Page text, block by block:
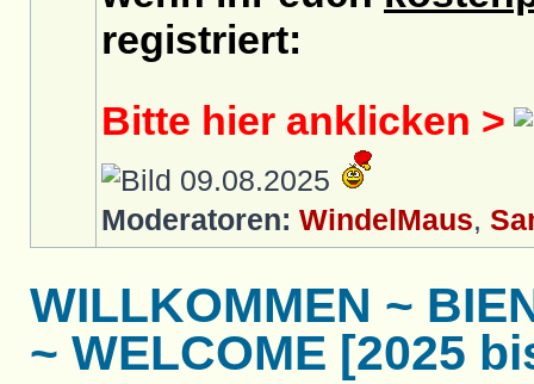
registriert:
Bitte hier anklicken >
09.08.2025
Moderatoren: WindelMaus,
WILLKOMMEN ~
~ WELCOME [2025